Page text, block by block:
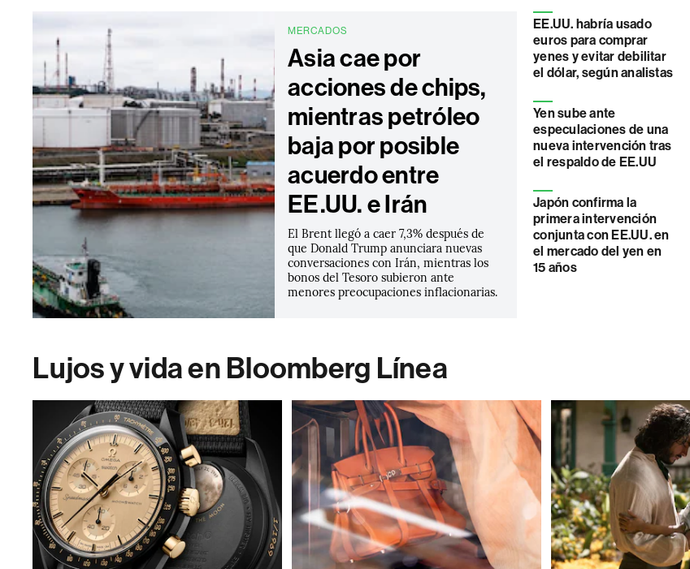
MERCADOS
Asia cae por
acciones de chips,
mientras petróleo
baja por posible
acuerdo entre
EE.UU. e Irán
El Brent llegó a caer 7,3% después de
que Donald Trump anunciara nuevas
conversaciones con Irán, mientras los
bonos del Tesoro subieron ante
menores preocupaciones inflacionarias.
EE.UU. habría usado
euros para comprar
yenes y evitar debilitar
el dólar, según analistas
Yen sube ante
especulaciones de una
nueva intervención tras
el respaldo de EE.UU
Japón confirma la
primera intervención
conjunta con EE.UU. en
el mercado del yen en
15 años
Lujos y vida en Bloomberg Línea